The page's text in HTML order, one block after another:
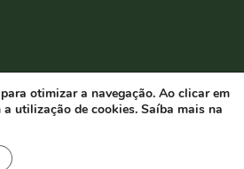
otimizar a navegação. Ao clicar em
utilização de cookies. Saíba mais na